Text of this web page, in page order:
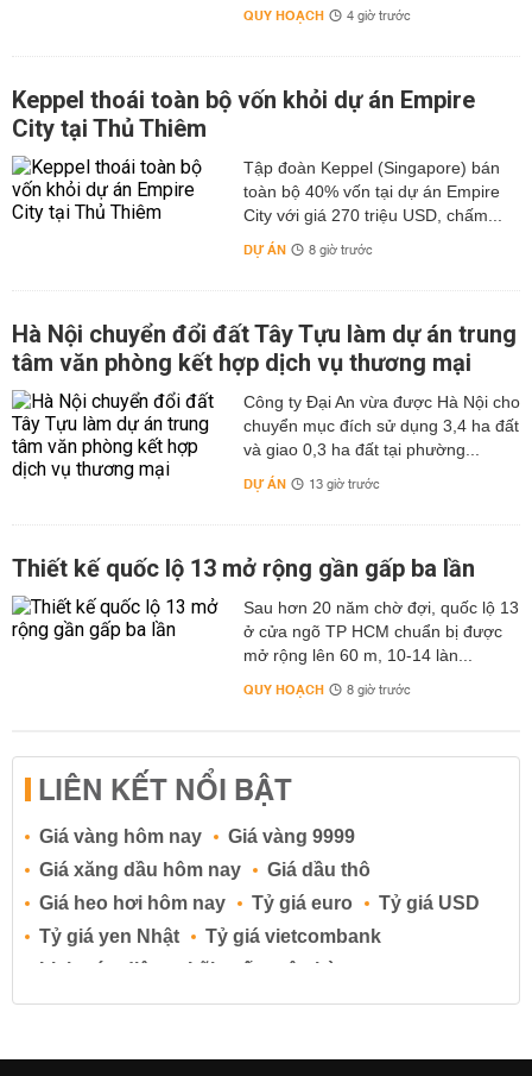
QUY HOẠCH 4 giờ trước
Keppel thoái toàn bộ vốn khỏi dự án Empire
City tại Thủ Thiêm
Tập đoàn Keppel (Singapore) bán
toàn bộ 40% vốn tại dự án Empire
City với giá 270 triệu USD, chấm...
DỰ ÁN 8 giờ trước
Hà Nội chuyển đổi đất Tây Tựu làm dự án trung
tâm văn phòng kết hợp dịch vụ thương mại
Công ty Đại An vừa được Hà Nội cho
chuyển mục đích sử dụng 3,4 ha đất
và giao 0,3 ha đất tại phường...
DỰ ÁN 13 giờ trước
Thiết kế quốc lộ 13 mở rộng gần gấp ba lần
Sau hơn 20 năm chờ đợi, quốc lộ 13
ở cửa ngõ TP HCM chuẩn bị được
mở rộng lên 60 m, 10-14 làn...
QUY HOẠCH 8 giờ trước
LIÊN KẾT NỔI BẬT
Giá vàng hôm nay
Giá vàng 9999
Giá xăng dầu hôm nay
Giá dầu thô
Giá heo hơi hôm nay
Tỷ giá euro
Tỷ giá USD
Tỷ giá yen Nhật
Tỷ giá vietcombank
Lịch cúp điện
Lãi suất ngân hàng
Lãi suất tiết kiệm
Lãi suất tiền gửi